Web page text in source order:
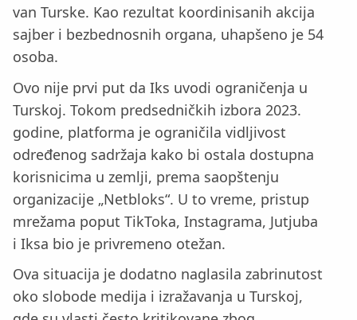
van Turske. Kao rezultat koordinisanih akcija
sajber i bezbednosnih organa, uhapšeno je 54
osoba.
Ovo nije prvi put da Iks uvodi ograničenja u
Turskoj. Tokom predsedničkih izbora 2023.
godine, platforma je ograničila vidljivost
određenog sadržaja kako bi ostala dostupna
korisnicima u zemlji, prema saopštenju
organizacije „Netbloks“. U to vreme, pristup
mrežama poput TikToka, Instagrama, Jutjuba
i Iksa bio je privremeno otežan.
Ova situacija je dodatno naglasila zabrinutost
oko slobode medija i izražavanja u Turskoj,